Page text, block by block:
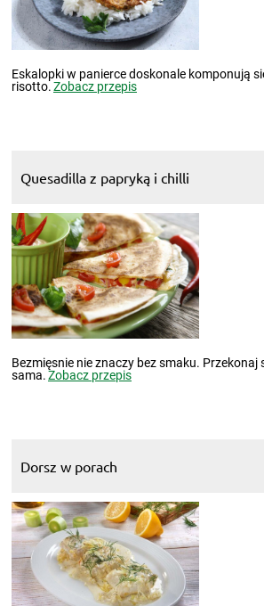
Eskalopki w panierce doskonale komponują
risotto.Zobacz przepis
Quesadilla z papryką i chilli
Bezmięsnie nie znaczy bez smaku. Przekonaj
sama.Zobacz przepis
Dorsz w porach